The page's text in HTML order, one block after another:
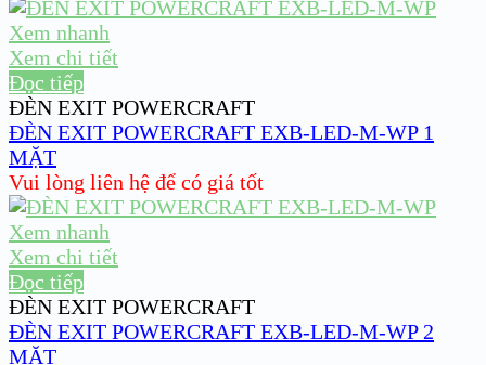
Xem nhanh
Xem chi tiết
Đọc tiếp
ĐÈN EXIT POWERCRAFT
ĐÈN EXIT POWERCRAFT EXB-LED-M-WP 1
MẶT
Vui lòng liên hệ để có giá tốt
Xem nhanh
Xem chi tiết
Đọc tiếp
ĐÈN EXIT POWERCRAFT
ĐÈN EXIT POWERCRAFT EXB-LED-M-WP 2
MẶT